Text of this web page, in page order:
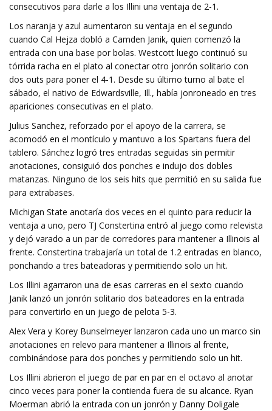
consecutivos para darle a los Illini una ventaja de 2-1.
Los naranja y azul aumentaron su ventaja en el segundo
cuando Cal Hejza dobló a Camden Janik, quien comenzó la
entrada con una base por bolas. Westcott luego continuó su
tórrida racha en el plato al conectar otro jonrón solitario con
dos outs para poner el 4-1. Desde su último turno al bate el
sábado, el nativo de Edwardsville, Ill., había jonroneado en tres
apariciones consecutivas en el plato.
Julius Sanchez, reforzado por el apoyo de la carrera, se
acomodó en el montículo y mantuvo a los Spartans fuera del
tablero. Sánchez logró tres entradas seguidas sin permitir
anotaciones, consiguió dos ponches e indujo dos dobles
matanzas. Ninguno de los seis hits que permitió en su salida fue
para extrabases.
Michigan State anotaría dos veces en el quinto para reducir la
ventaja a uno, pero TJ Constertina entró al juego como relevista
y dejó varado a un par de corredores para mantener a Illinois al
frente. Constertina trabajaría un total de 1.2 entradas en blanco,
ponchando a tres bateadoras y permitiendo solo un hit.
Los Illini agarraron una de esas carreras en el sexto cuando
Janik lanzó un jonrón solitario dos bateadores en la entrada
para convertirlo en un juego de pelota 5-3.
Alex Vera y Korey Bunselmeyer lanzaron cada uno un marco sin
anotaciones en relevo para mantener a Illinois al frente,
combinándose para dos ponches y permitiendo solo un hit.
Los Illini abrieron el juego de par en par en el octavo al anotar
cinco veces para poner la contienda fuera de su alcance. Ryan
Moerman abrió la entrada con un jonrón y Danny Doligale